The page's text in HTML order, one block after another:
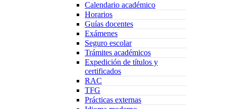
Calendario académico
Horarios
Guías docentes
Exámenes
Seguro escolar
Trámites académicos
Expedición de títulos y
certificados
RAC
TFG
Prácticas externas